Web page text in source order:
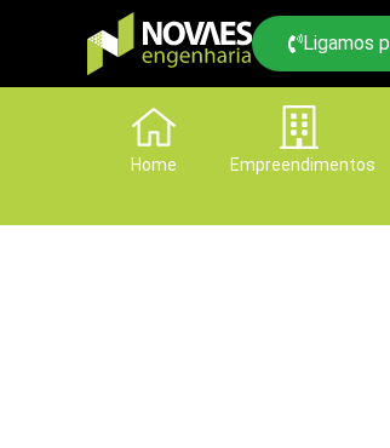
Ligamos
Home Empreendimentos